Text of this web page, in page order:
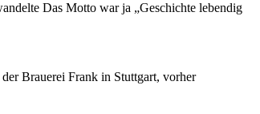
Das Motto war ja „Geschichte lebendig
Brauerei Frank in Stuttgart, vorher